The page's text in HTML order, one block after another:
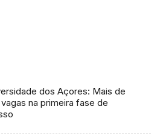
dos Açores: Mais de
na primeira fase de